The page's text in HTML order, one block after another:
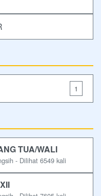
1
TUA/WALI
- Dilihat 6549 kali